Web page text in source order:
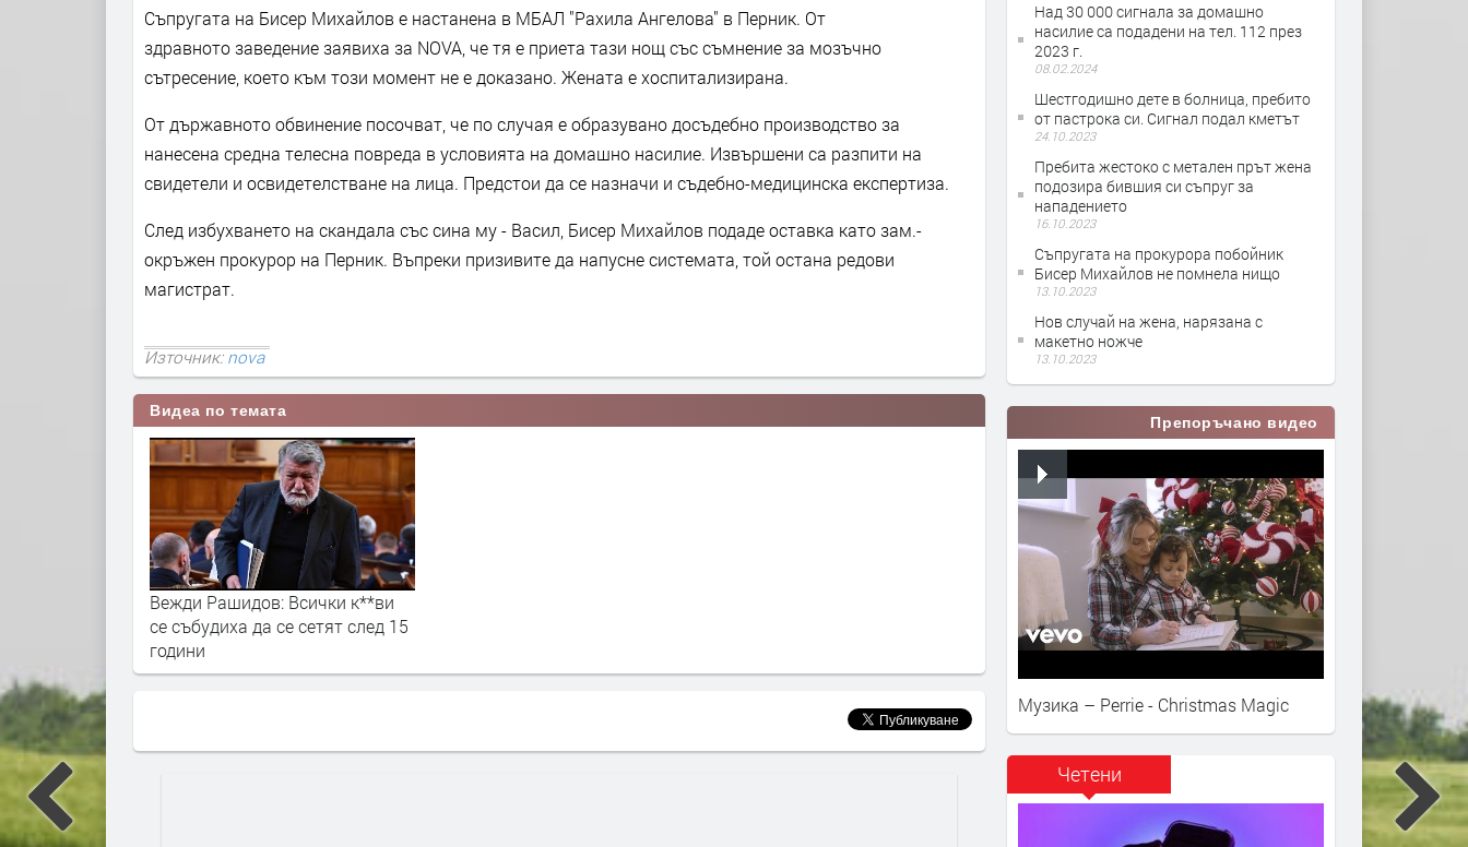
Съпругата на Бисер Михайлов е настанена в МБАЛ "Рахила Ангелова" в Перник. От
здравното заведение заявиха за NOVA, че тя е приета тази нощ със съмнение за мозъчно
сътресение, което към този момент не е доказано. Жената е хоспитализирана.
От държавното обвинение посочват, че по случая е образувано досъдебно производство за
нанесена средна телесна повреда в условията на домашно насилие. Извършени са разпити на
свидетели и освидетелстване на лица. Предстои да се назначи и съдебно-медицинска експертиза.
След избухването на скандала със сина му - Васил, Бисер Михайлов подаде оставка като зам.-
окръжен прокурор на Перник. Въпреки призивите да напусне системата, той остана редови
магистрат.
Източник:nova
Видеа по темата
Вежди Рашидов: Всички к**ви
се събудиха да се сетят след 15
години
Над 30 000 сигнала за домашно
насилие са подадени на тел. 112 през
2023 г.
08.02.2024
Шестгодишно дете в болница, пребито
от пастрока си. Сигнал подал кметът
24.10.2023
Пребита жестоко с метален прът жена
подозира бившия си съпруг за
нападението
16.10.2023
Съпругата на прокурора побойник
Бисер Михайлов не помнела нищо
13.10.2023
Нов случай на жена, нарязана с
макетно ножче
13.10.2023
Препоръчано видео
Музика – Perrie - Christmas Magic
Четени